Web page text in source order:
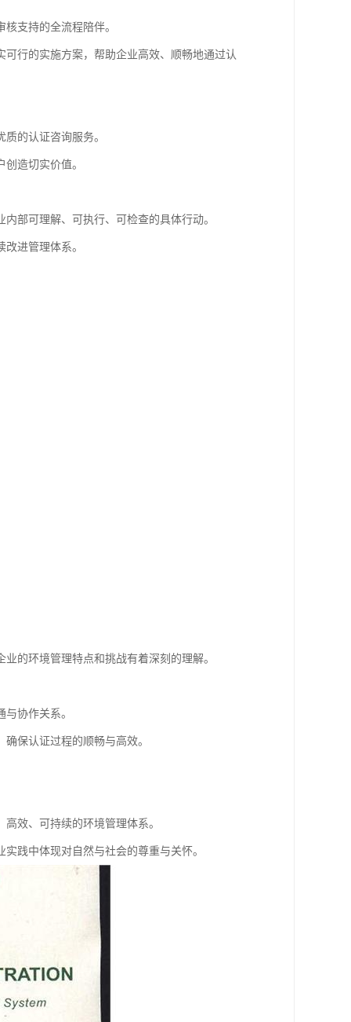
支持的全流程陪伴。
行的实施方案，帮助企业高效、顺畅地通过认
的认证咨询服务。
造切实价值。
部可理解、可执行、可检查的具体行动。
进管理体系。
的环境管理特点和挑战有着深刻的理解。
协作关系。
保认证过程的顺畅与高效。
效、可持续的环境管理体系。
践中体现对自然与社会的尊重与关怀。